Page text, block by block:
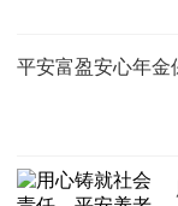
平安富盈安心年金